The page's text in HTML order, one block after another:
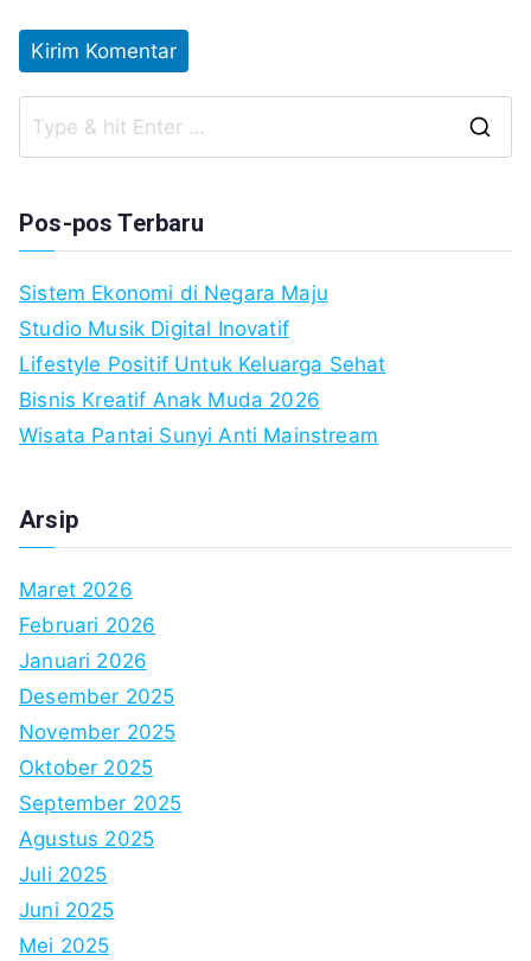
Pos-pos Terbaru
Sistem Ekonomi di Negara Maju
Studio Musik Digital Inovatif
Lifestyle Positif Untuk Keluarga Sehat
Bisnis Kreatif Anak Muda 2026
Wisata Pantai Sunyi Anti Mainstream
Arsip
Maret 2026
Februari 2026
Januari 2026
Desember 2025
November 2025
Oktober 2025
September 2025
Agustus 2025
Juli 2025
Juni 2025
Mei 2025